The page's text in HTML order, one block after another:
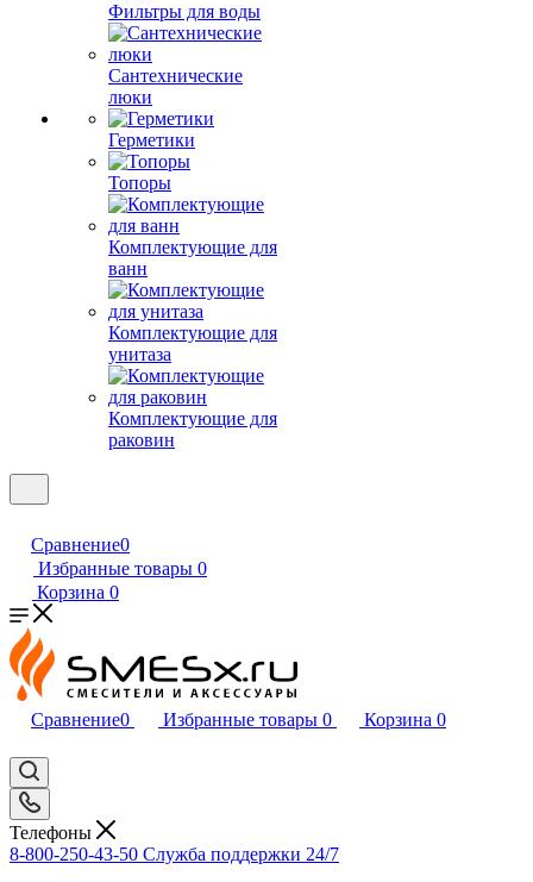
Фильтры для воды
Сантехнические
люки
Герметики
Топоры
Комплектующие для
ванн
Комплектующие для
унитаза
Комплектующие для
раковин
Сравнение0
Избранные товары 0
Корзина 0
Сравнение0 Избранные товары 0 Корзина 0
Телефоны
8-800-250-43-50 Служба поддержки 24/7